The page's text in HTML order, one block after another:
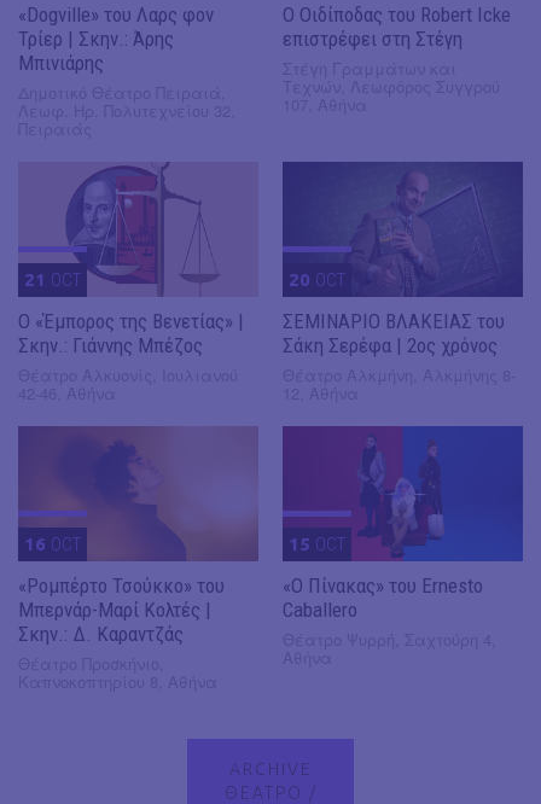
«Dogville» του Λαρς φον
Τρίερ | Σκην.: Άρης
Μπινιάρης
O Οιδίποδας του Robert Icke
επιστρέφει στη Στέγη
21 OCT
Ο «Έμπορος της Βενετίας» |
Σκην.: Γιάννης Μπέζος
20 OCT
ΣΕΜΙΝΑΡΙΟ ΒΛΑΚΕΙΑΣ του
Σάκη Σερέφα | 2ος χρόνος
16 OCT
«Ρομπέρτο Τσούκκο» του
Μπερνάρ-Μαρί Κολτές |
Σκην.: Δ. Καραντζάς
15 OCT
«Ο Πίνακας» του Ernesto
Caballero
ARCHIVE
ΘΕΑΤΡΟ /